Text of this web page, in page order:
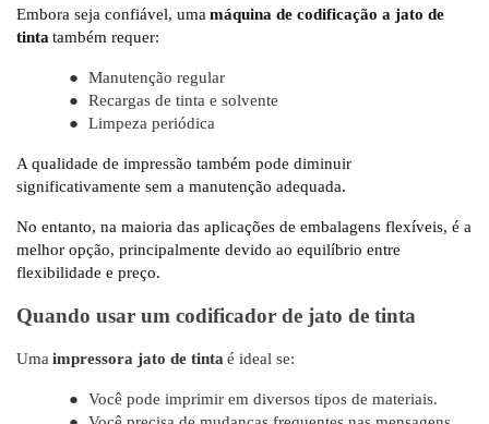
Embora seja confiável, umamáquina de codificação a jato de
tintatambém requer:
●
Manutenção regular
●
Recargas de tinta e solvente
●
Limpeza periódica
A qualidade de impressão também pode diminuir
significativamente sem a manutenção adequada.
No entanto, na maioria das aplicações de embalagens flexíveis, é a
melhor opção, principalmente devido ao equilíbrio entre
flexibilidade e preço.
Quando usar um codificador de jato de tinta
Umaimpressora jato de tintaé ideal se:
●
Você pode imprimir em diversos tipos de materiais.